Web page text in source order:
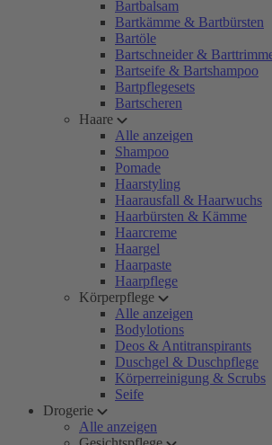
Bartbalsam
Bartkämme & Bartbürsten
Bartöle
Bartschneider &
Bartseife & Bartshampoo
Bartpflegesets
Bartscheren
Haare
Alle anzeigen
Shampoo
Pomade
Haarstyling
Haarausfall & Haarwuchs
Haarbürsten & Kämme
Haarcreme
Haargel
Haarpaste
Haarpflege
Körperpflege
Alle anzeigen
Bodylotions
Deos & Antitranspirants
Duschgel & Duschpflege
Körperreinigung & Scrubs
Seife
Drogerie
Alle anzeigen